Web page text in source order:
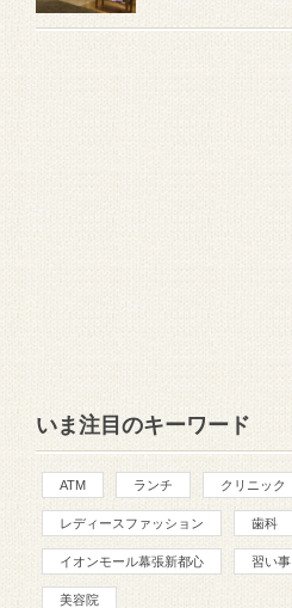
いま注目のキーワード
ATM ランチ クリニック
レディースファッション 歯科
イオンモール幕張新都心 習い事
美容院